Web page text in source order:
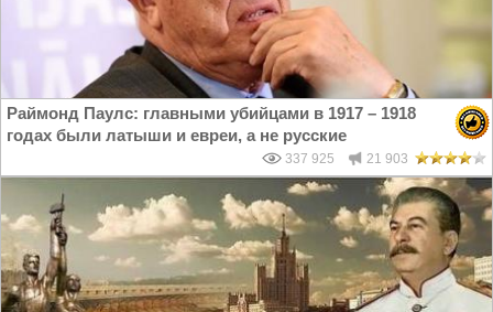
Раймонд Паулс: главными убийцами в 1917 – 1918
годах были латыши и евреи, а не русские
337 925 21 903